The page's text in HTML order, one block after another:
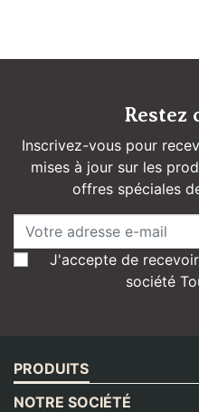
Restez
Inscrivez-vous pour
mises à jour sur les
offres spéciales
J'accepte de
société
PRODUITS
NOTRE SOCIÉTÉ